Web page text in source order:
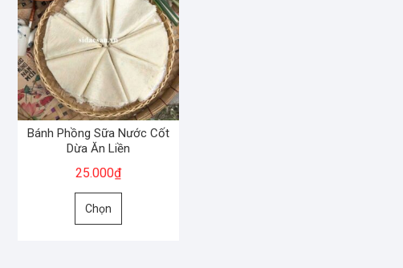
Bánh Phồng Sữa Nước Cốt
Dừa Ăn Liền
25.000₫
Chọn
Sản